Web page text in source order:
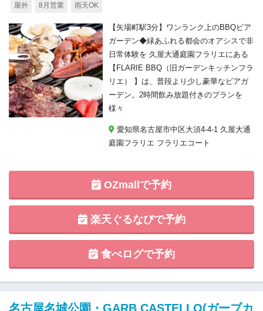
屋外 8月営業 雨天OK
【矢場町駅3分】ワンランク上のBBQビア
ガーデン◆緑あふれる都会のオアシスで非
日常体験を 久屋大通庭園フラリエにある
【FLARIE BBQ（旧ガーデンキッチンフラ
リエ） 】は、普段より少し豪華なビアガ
ーデン。2時間飲み放題付きのプランを
様々
愛知県名古屋市中区大須4-4-1 久屋大通
庭園フラリエ フラリエコート
OZmallで予約
楽天ぐるなびで予約
食べログで予約
名古屋名城公園・GARB CASTELLO(ガーブカ